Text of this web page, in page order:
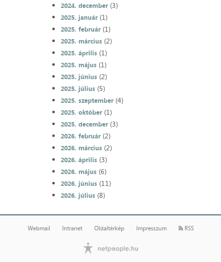
2024. december(3)
2025. január(1)
2025. február(1)
2025. március(2)
2025. április(1)
2025. május(1)
2025. június(2)
2025. július(5)
2025. szeptember(4)
2025. október(1)
2025. december(3)
2026. február(2)
2026. március(2)
2026. április(3)
2026. május(6)
2026. június(11)
2026. július(8)
Webmail Intranet Oldaltérkép Impresszum RSS